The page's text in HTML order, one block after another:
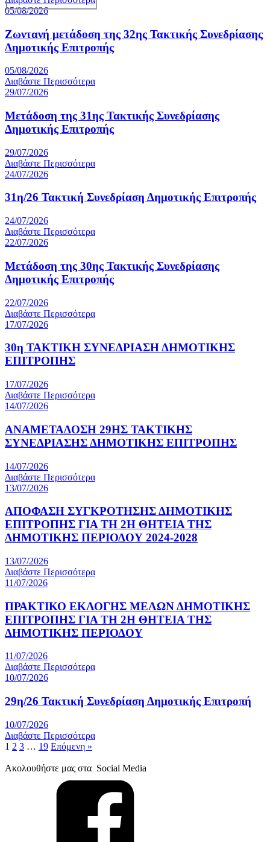
05/08/2026
Ζωντανή μετάδοση της 32ης Τακτικής Συνεδρίασης
Δημοτικής Επιτροπής
05/08/2026
Διαβάστε Περισσότερα
29/07/2026
Mετάδοση της 31ης Τακτικής Συνεδρίασης
Δημοτικής Επιτροπής
29/07/2026
Διαβάστε Περισσότερα
24/07/2026
31η/26 Τακτική Συνεδρίαση Δημοτικής Επιτροπής
24/07/2026
Διαβάστε Περισσότερα
22/07/2026
Μετάδοση της 30ης Τακτικής Συνεδρίασης
Δημοτικής Επιτροπής
22/07/2026
Διαβάστε Περισσότερα
17/07/2026
30η ΤΑΚΤΙΚΗ ΣΥΝΕΔΡΙΑΣΗ ΔΗΜΟΤΙΚΗΣ
ΕΠΙΤΡΟΠΗΣ
17/07/2026
Διαβάστε Περισσότερα
14/07/2026
ΑΝΑΜΕΤΑΔΟΣΗ 29ΗΣ ΤΑΚΤΙΚΗΣ
ΣΥΝΕΔΡΙΑΣΗΣ ΔΗΜΟΤΙΚΗΣ ΕΠΙΤΡΟΠΗΣ
14/07/2026
Διαβάστε Περισσότερα
13/07/2026
ΑΠΟΦΑΣΗ ΣΥΓΚΡΟΤΗΣΗΣ ΔΗΜΟΤΙΚΗΣ
ΕΠΙΤΡΟΠΗΣ ΓΙΑ ΤΗ 2Η ΘΗΤΕΙΑ ΤΗΣ
ΔΗΜΟΤΙΚΗΣ ΠΕΡΙΟΔΟΥ 2024-2028
13/07/2026
Διαβάστε Περισσότερα
11/07/2026
ΠΡΑΚΤΙΚΟ ΕΚΛΟΓΗΣ ΜΕΛΩΝ ΔΗΜΟΤΙΚΗΣ
ΕΠΙΤΡΟΠΗΣ ΓΙΑ ΤΗ 2Η ΘΗΤΕΙΑ ΤΗΣ
ΔΗΜΟΤΙΚΗΣ ΠΕΡΙΟΔΟΥ
11/07/2026
Διαβάστε Περισσότερα
10/07/2026
29η/26 Τακτική Συνεδρίαση Δημοτικής Επιτροπή
10/07/2026
Διαβάστε Περισσότερα
1 2 3 … 19 Επόμενη »
Ακολουθήστε μας στα Social Media